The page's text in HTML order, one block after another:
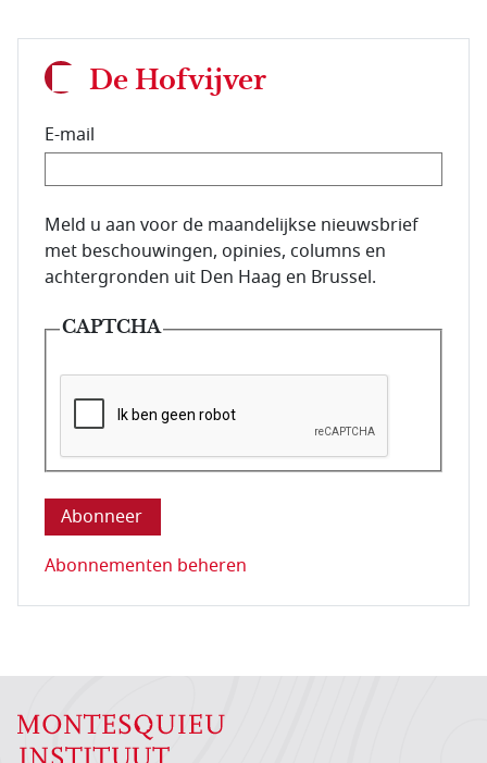
De Hofvijver
E-mail
E-mailadres van de abonnee.
Meld u aan voor de maandelijkse nieuwsbrief
met beschouwingen, opinies, columns en
achtergronden uit Den Haag en Brussel.
CAPTCHA
Deze vraag is om te controleren dat u een mens
Abonnementen beheren